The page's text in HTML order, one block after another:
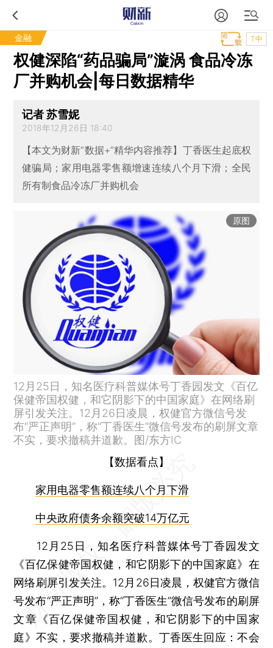
金融 T中
权健深陷“药品骗局”漩涡 食品冷冻
厂并购机会|每日数据精华
记者 苏雪妮
2018年12月26日 18:40
【本文为财新“数据+”精华内容推荐】丁香医生起底权
健骗局；家用电器零售额增速连续八个月下滑；全民
所有制食品冷冻厂并购机会
原图
12月25日，知名医疗科普媒体号丁香园发文《百亿
保健帝国权健，和它阴影下的中国家庭》在网络刷
屏引发关注。12月26日凌晨，权健官方微信号发
布“严正声明”，称“丁香医生”微信号发布的刷屏文章
不实，要求撤稿并道歉。图/东方IC
【数据看点】
家用电器零售额连续八个月下滑
中央政府债务余额突破14万亿元
12月25日，知名医疗科普媒体号丁香园发文
《百亿保健帝国权健，和它阴影下的中国家庭》在
网络刷屏引发关注。12月26日凌晨，权健官方微信
号发布“严正声明”，称“丁香医生”微信号发布的刷屏
文章《百亿保健帝国权健，和它阴影下的中国家
庭》不实，要求撤稿并道歉。丁香医生回应：不会